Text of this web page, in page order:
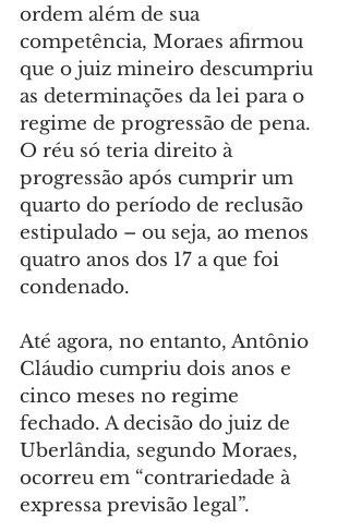
ordem além de sua
competência, Moraes afirmou
que o juiz mineiro descumpriu
as determinações da lei para o
regime de progressão de pena.
O réu só teria direito à
progressão após cumprir um
quarto do período de reclusão
estipulado – ou seja, ao menos
quatro anos dos 17 a que foi
condenado.
Até agora, no entanto, Antônio
Cláudio cumpriu dois anos e
cinco meses no regime
fechado. A decisão do juiz de
Uberlândia, segundo Moraes,
ocorreu em “contrariedade à
expressa previsão legal”.